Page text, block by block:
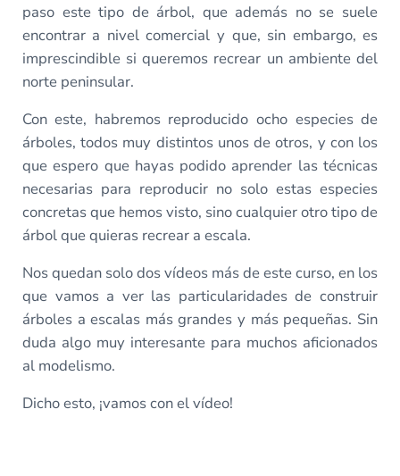
paso este tipo de árbol, que además no se suele
encontrar a nivel comercial y que, sin embargo, es
imprescindible si queremos recrear un ambiente del
norte peninsular.
Con este, habremos reproducido ocho especies de
árboles, todos muy distintos unos de otros, y con los
que espero que hayas podido aprender las técnicas
necesarias para reproducir no solo estas especies
concretas que hemos visto, sino cualquier otro tipo de
árbol que quieras recrear a escala.
Nos quedan solo dos vídeos más de este curso, en los
que vamos a ver las particularidades de construir
árboles a escalas más grandes y más pequeñas. Sin
duda algo muy interesante para muchos aficionados
al modelismo.
Dicho esto, ¡vamos con el vídeo!